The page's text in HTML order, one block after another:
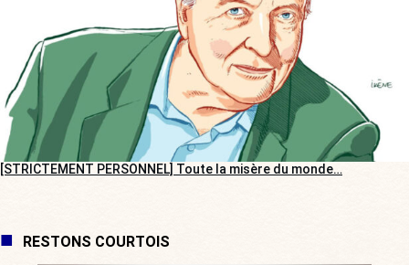
[STRICTEMENT PERSONNEL] Toute la misère du monde…
RESTONS COURTOIS